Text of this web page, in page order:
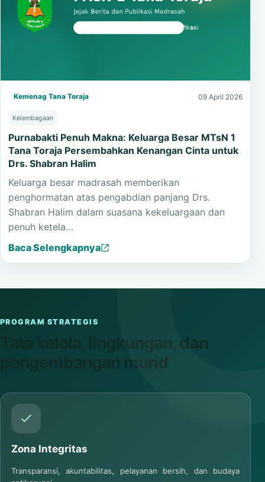
Kemenag Tana Toraja 09 April 2026
Kelembagaan
Purnabakti Penuh Makna: Keluarga Besar MTsN 1
Tana Toraja Persembahkan Kenangan Cinta untuk
Drs. Shabran Halim
Keluarga besar madrasah memberikan
penghormatan atas pengabdian panjang Drs.
Shabran Halim dalam suasana kekeluargaan dan
penuh ketela…
Baca Selengkapnya
PROGRAM STRATEGIS
Tata kelola, lingkungan, dan
pengembangan murid
Zona Integritas
Transparansi, akuntabilitas, pelayanan bersih, dan budaya